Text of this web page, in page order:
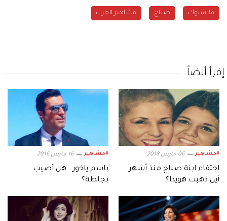
فايسبوك صباح مشاهير العرب
إقرأ أيضاً
#مشاهير 06 مارس 2018
اختفاء ابنة صباح منذ أشهر:
أين ذهبت هويدا؟
#مشاهير 16 مارس 2016
باسم ياخور.. هل أصيب
بجلطة؟